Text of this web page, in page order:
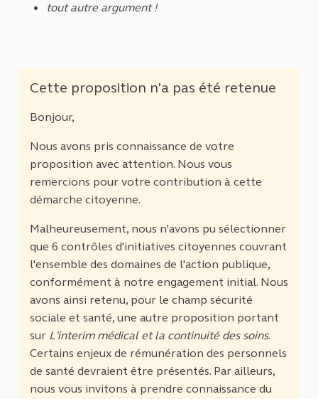
tout autre argument !
Cette proposition n'a pas été retenue
Bonjour,
Nous avons pris connaissance de votre
proposition avec attention. Nous vous
remercions pour votre contribution à cette
démarche citoyenne.
Malheureusement, nous n'avons pu sélectionner
que 6 contrôles d'initiatives citoyennes couvrant
l'ensemble des domaines de l'action publique,
conformément à notre engagement initial. Nous
avons ainsi retenu, pour le champ sécurité
sociale et santé, une autre proposition portant
sur L'interim médical et la continuité des soins.
Certains enjeux de rémunération des personnels
de santé devraient être présentés. Par ailleurs,
nous vous invitons à prendre connaissance du